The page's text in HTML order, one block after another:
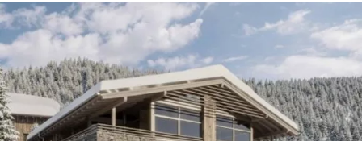
Thema's
Bezienswaardigheden
Tips